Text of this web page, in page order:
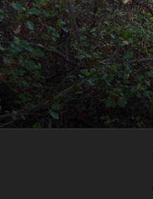
Zum
Inhalt
springen